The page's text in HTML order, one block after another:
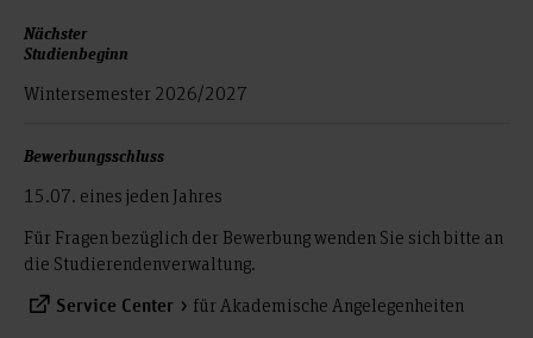
Nächster
Studienbeginn
Wintersemester 2026/2027
Bewerbungsschluss
15.07. eines jeden Jahres
Für Fragen bezüglich der Bewerbung wenden Sie sich bitte an
die Studierendenverwaltung.
Service Center
für Akademische Angelegenheiten